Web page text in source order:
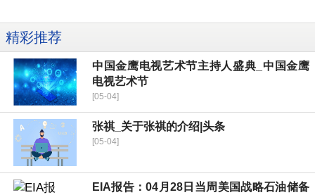
精彩推荐
中国金鹰电视艺术节主持人盛典_中国金鹰
电视艺术节
[05-04]
张祺_关于张祺的介绍|头条
[05-04]
EIA报告：04月28日当周美国战略石油储备